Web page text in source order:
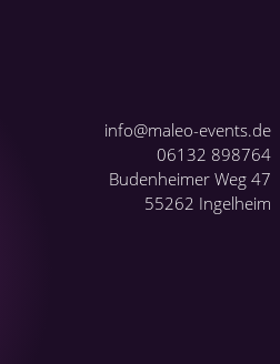
info@maleo-events.de
06132 898764
Budenheimer Weg 47
55262 Ingelheim